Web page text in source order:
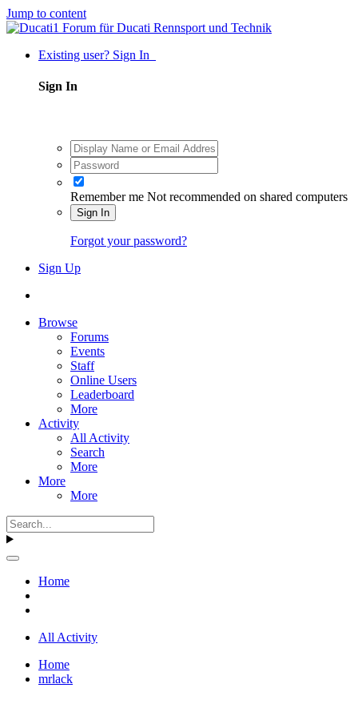
Jump to content
Existing user? Sign In
Sign In
Remember me Not recommended on shared computers
Sign In
Forgot your password?
Sign Up
Browse
Forums
Events
Staff
Online Users
Leaderboard
More
Activity
All Activity
Search
More
More
More
Home
All Activity
Home
mrlack